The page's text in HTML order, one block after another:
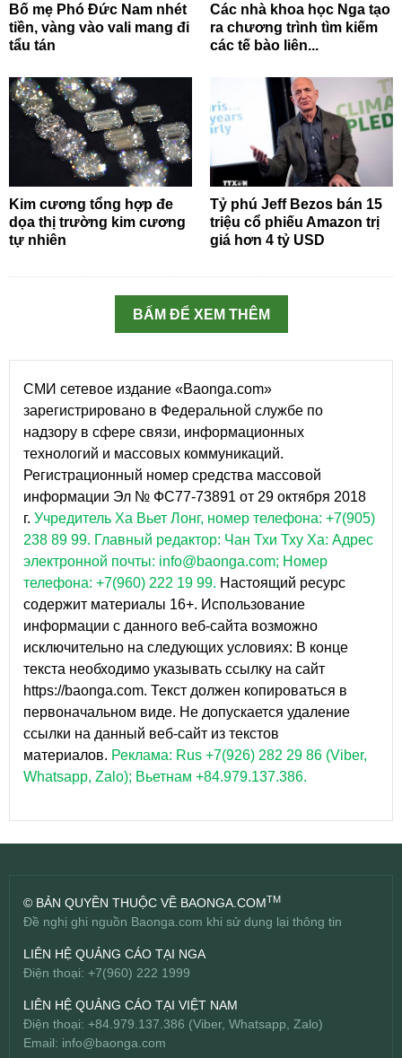
Bố mẹ Phó Đức Nam nhét
tiền, vàng vào vali mang đi
tẩu tán
Các nhà khoa học Nga tạo
ra chương trình tìm kiếm
các tế bào liên...
Kim cương tổng hợp đe
dọa thị trường kim cương
tự nhiên
Tỷ phú Jeff Bezos bán 15
triệu cổ phiếu Amazon trị
giá hơn 4 tỷ USD
BẤM ĐỂ XEM THÊM
СМИ сетевое издание «Baonga.com»
зарегистрировано в Федеральной службе по
надзору в сфере связи, информационных
технологий и массовых коммуникаций.
Регистрационный номер средства массовой
информации Эл № ФС77-73891 от 29 октября 2018
г. Учредитель Ха Вьет Лонг, номер телефона: +7(905)
238 89 99. Главный редактор: Чан Тхи Тху Ха: Адрес
электронной почты: info@baonga.com; Номер
телефона: +7(960) 222 19 99. Настоящий ресурс
содержит материалы 16+. Использование
информации с данного веб-сайта возможно
исключительно на следующих условиях: В конце
текста необходимо указывать ссылку на сайт
https://baonga.com. Текст должен копироваться в
первоначальном виде. Не допускается удаление
ссылки на данный веб-сайт из текстов
материалов. Реклама: Rus +7(926) 282 29 86 (Viber,
Whatsapp, Zalo); Вьетнам +84.979.137.386.
© BẢN QUYỀN THUỘC VỀ BAONGA.COMTM
Đề nghị ghi nguồn Baonga.com khi sử dụng lại thông tin
LIÊN HỆ QUẢNG CÁO TẠI NGA
Điện thoại: +7(960) 222 1999
LIÊN HỆ QUẢNG CÁO TẠI VIỆT NAM
Điện thoại: +84.979.137.386 (Viber, Whatsapp, Zalo)
Email: info@baonga.com